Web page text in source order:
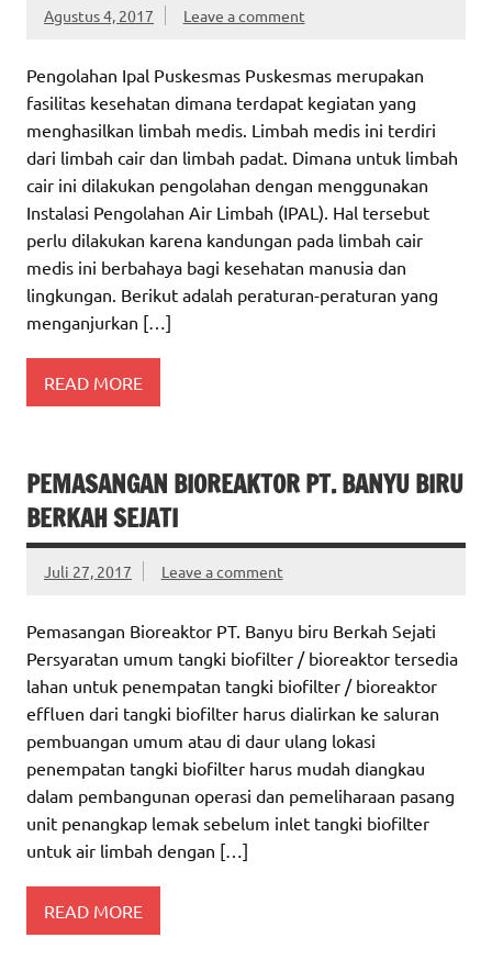
Agustus 4, 2017 Leave a comment
Pengolahan Ipal Puskesmas Puskesmas merupakan
fasilitas kesehatan dimana terdapat kegiatan yang
menghasilkan limbah medis. Limbah medis ini terdiri
dari limbah cair dan limbah padat. Dimana untuk limbah
cair ini dilakukan pengolahan dengan menggunakan
Instalasi Pengolahan Air Limbah (IPAL). Hal tersebut
perlu dilakukan karena kandungan pada limbah cair
medis ini berbahaya bagi kesehatan manusia dan
lingkungan. Berikut adalah peraturan-peraturan yang
menganjurkan […]
READ MORE
PEMASANGAN BIOREAKTOR PT. BANYU BIRU
BERKAH SEJATI
Juli 27, 2017 Leave a comment
Pemasangan Bioreaktor PT. Banyu biru Berkah Sejati
Persyaratan umum tangki biofilter / bioreaktor tersedia
lahan untuk penempatan tangki biofilter / bioreaktor
effluen dari tangki biofilter harus dialirkan ke saluran
pembuangan umum atau di daur ulang lokasi
penempatan tangki biofilter harus mudah diangkau
dalam pembangunan operasi dan pemeliharaan pasang
unit penangkap lemak sebelum inlet tangki biofilter
untuk air limbah dengan […]
READ MORE